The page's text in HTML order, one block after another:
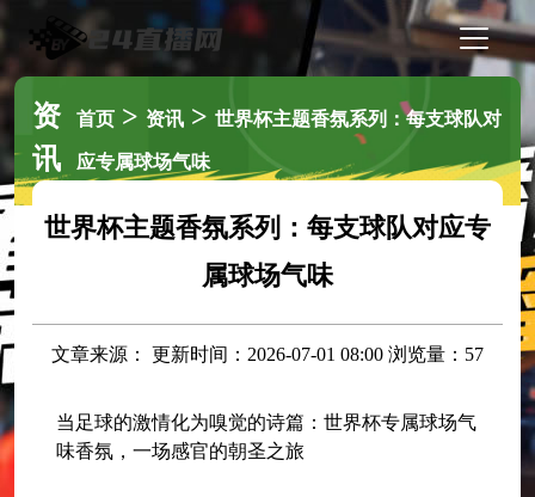
资
讯
首页> 资讯> 世界杯主题香氛系列：每支球队对
应专属球场气味
世界杯主题香氛系列：每支球队对应专
属球场气味
文章来源： 更新时间：2026-07-01 08:00 浏览量：57
当足球的激情化为嗅觉的诗篇：世界杯专属球场气
味香氛，一场感官的朝圣之旅